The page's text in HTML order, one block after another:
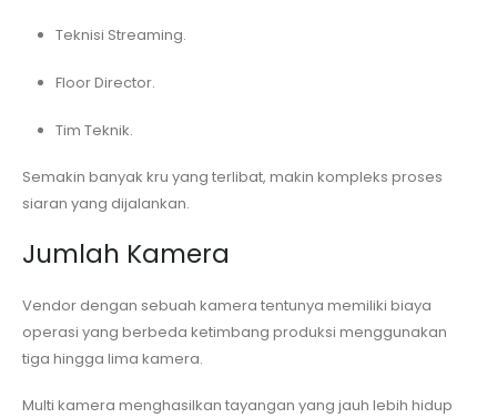
Teknisi Streaming.
Floor Director.
Tim Teknik.
Semakin banyak kru yang terlibat, makin kompleks proses
siaran yang dijalankan.
Jumlah Kamera
Vendor dengan sebuah kamera tentunya memiliki biaya
operasi yang berbeda ketimbang produksi menggunakan
tiga hingga lima kamera.
Multi kamera menghasilkan tayangan yang jauh lebih hidup